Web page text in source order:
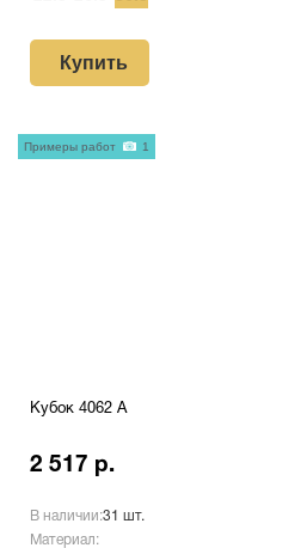
Купить
Кубок 4062 A
2 517 р.
В наличии:31 шт.
Материал:
Примеры работ 1